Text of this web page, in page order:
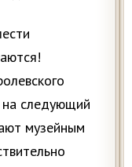
следующий
музейным